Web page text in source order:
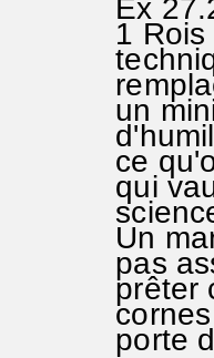
Ex
1 Rois
un
ce
qui
Un
pas
prêter
porte